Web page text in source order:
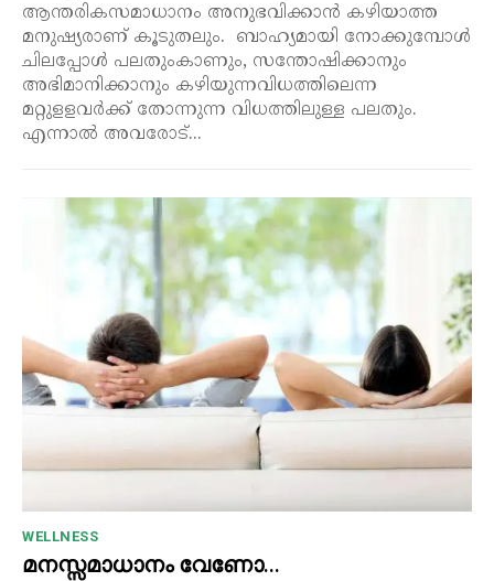
ആന്തരികസമാധാനം അനുഭവിക്കാൻ കഴിയാത്ത
മനുഷ്യരാണ് കൂടുതലും. ബാഹ്യമായി നോക്കുമ്പോൾ
ചിലപ്പോൾ പലതുംകാണും, സന്തോഷിക്കാനും
അഭിമാനിക്കാനും കഴിയുന്നവിധത്തിലെന്ന
മറ്റുളളവർക്ക് തോന്നുന്ന വിധത്തിലുള്ള പലതും.
എന്നാൽ അവരോട്...
WELLNESS
മനസ്സമാധാനം വേണോ…